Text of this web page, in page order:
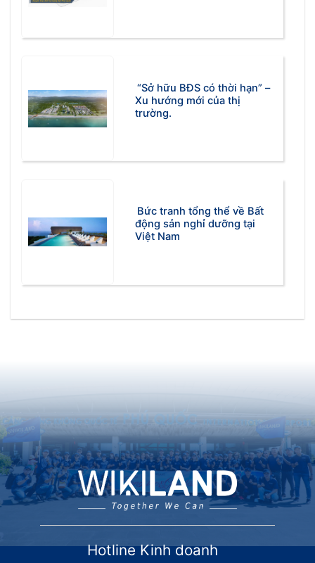
“Sở hữu BĐS có thời hạn” –
Xu hướng mới của thị
trường.
Bức tranh tổng thể về Bất
động sản nghỉ dưỡng tại
Việt Nam
Hotline Kinh doanh